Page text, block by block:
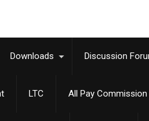
Downloads Discussion
LTC All Pay